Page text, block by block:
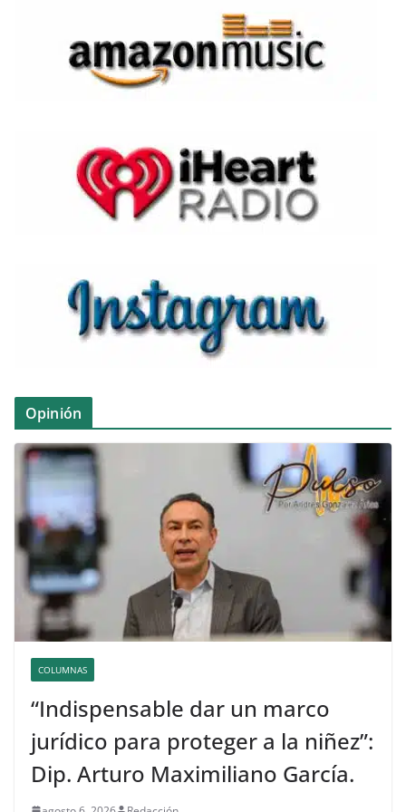
Opinión
COLUMNAS
“Indispensable dar un marco
jurídico para proteger a la niñez”:
Dip. Arturo Maximiliano García.